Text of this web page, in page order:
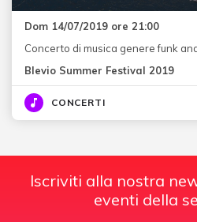
Dom 14/07/2019 ore 21:00
Concerto di musica genere funk
Blevio Summer Festival 2019
CONCERTI
Iscriviti alla nostra
eventi della